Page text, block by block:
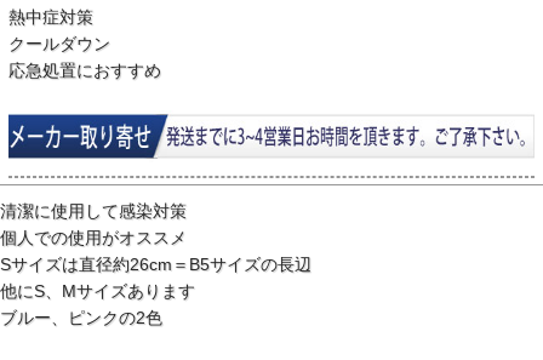
熱中症対策
クールダウン
応急処置におすすめ
清潔に使用して感染対策
個人での使用がオススメ
Sサイズは直径約26cm＝B5サイズの長辺
他にS、Mサイズあります
ブルー、ピンクの2色